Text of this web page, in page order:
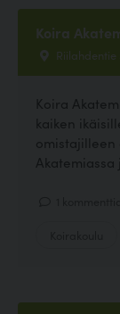
Koira
Riilahdentie
Koira
kaiken
omistajilleen
Akatemiassa